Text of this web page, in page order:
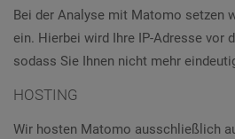
Bei der Analyse mit Matomo setzen
ein. Hierbei wird Ihre IP-Adresse vor
sodass Sie Ihnen nicht mehr
HOSTING
Wir hosten Matomo ausschließlich